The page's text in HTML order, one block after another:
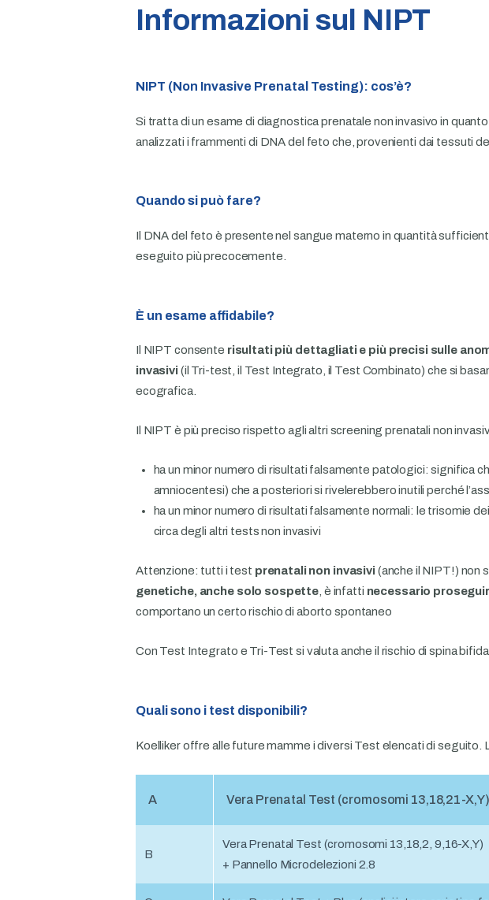
Informazioni sul NIPT
NIPT (Non Invasive Prenatal Testing): cos’è?
Si tratta di un esame di diagnostica prenatale non invasivo in
analizzati i frammenti di DNA del feto che, provenienti dai tessuti
Quando si può fare?
Il DNA del feto è presente nel sangue materno in quantità
eseguito più precocemente.
È un esame affidabile?
Il NIPT consente risultati più dettagliati e più precisi sulle
invasivi(il Tri-test, il Test Integrato, il Test Combinato) che si
ecografica.
Il NIPT è più preciso rispetto agli altri screening prenatali non
ha un minor numero di risultati falsamente patologici: significa
amniocentesi) che a posteriori si rivelerebbero inutili perché
ha un minor numero di risultati falsamente normali: le trisomie
circa degli altri tests non invasivi
Attenzione: tutti i test prenatali non invasivi(anche il NIPT!) non
genetiche, anche solo sospette, è infatti necessario
comportano un certo rischio di aborto spontaneo
Con Test Integrato e Tri-Test si valuta anche il rischio di spina
Quali sono i test disponibili?
Koelliker offre alle future mamme i diversi Test elencati di seguito.
A Vera Prenatal Test (cromosomi 13,18,21-X,Y)
B
Vera Prenatal Test (cromosomi 13,18,2, 9,16-X,Y)
+ Pannello Microdelezioni 2.8